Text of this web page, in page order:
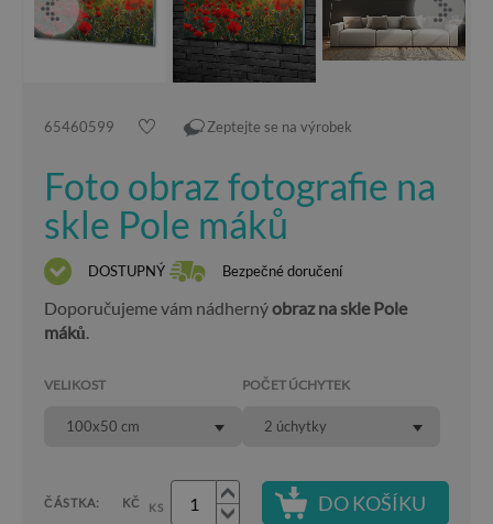
65460599 Zeptejte se na výrobek
Foto obraz fotografie na
skle Pole máků
DOSTUPNÝ Bezpečné doručení
Doporučujeme vám nádhernýobraz na skle Pole
máků.
VELIKOST
100x50 cm
POČET ÚCHYTEK
2 úchytky
ČÁSTKA: KČ KS DO KOŠÍKU